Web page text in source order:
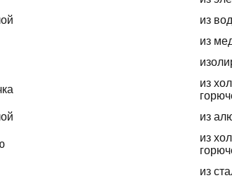
из
из
из
из
из
из